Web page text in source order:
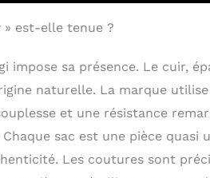
cuir afin de préserver durablement
est-elle tenue ?
impose sa présence. Le cuir,
naturelle. La marque
et une résistance
sac est une pièce quasi
Les coutures sont